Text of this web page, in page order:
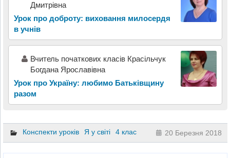
Дмитрівна
Урок про доброту: виховання милосердя
в учнів
Вчитель початкових класів Красільчук
Богдана Ярославівна
Урок про Україну: любимо Батьківщину
разом
Конспекти уроків Я у світі 4 клас 20 Березня 2018